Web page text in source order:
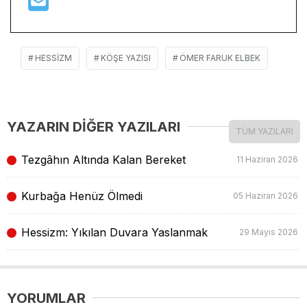
HESSIZM KÖŞE YAZISI ÖMER FARUK ELBEK
YAZARIN DİĞER YAZILARI TÜM YAZILARI
Tezgâhın Altında Kalan Bereket 11 Haziran 2026
Kurbağa Henüz Ölmedi 05 Haziran 2026
Hessizm: Yıkılan Duvara Yaslanmak 29 Mayıs 2026
YORUMLAR